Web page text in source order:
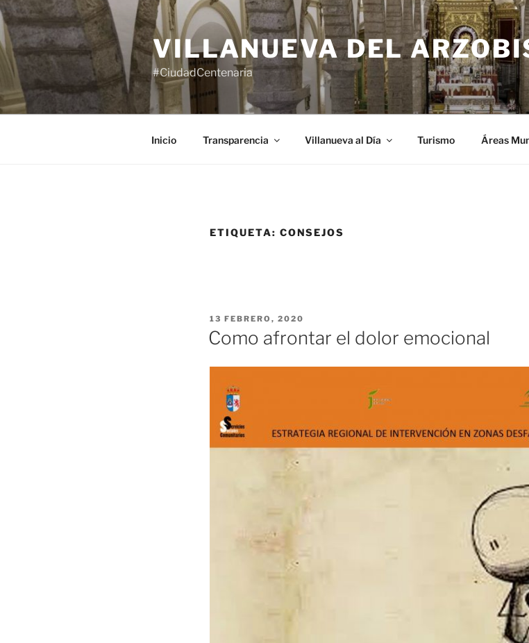
Saltar
al
contenido
VILLANUEVA DEL
#CiudadCentenaria
Inicio Transparencia Villanueva al Día Turismo Áreas
ETIQUETA: CONSEJOS
PUBLICADO
EL
13 FEBRERO, 2020
Como afrontar el dolor emocional